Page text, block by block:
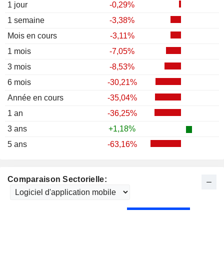
1 jour
-0,29%
1 semaine
-3,38%
Mois en cours
-3,11%
1 mois
-7,05%
3 mois
-8,53%
6 mois
-30,21%
Année en cours
-35,04%
1 an
-36,25%
3 ans
+1,18%
5 ans
-63,16%
Comparaison Sectorielle: